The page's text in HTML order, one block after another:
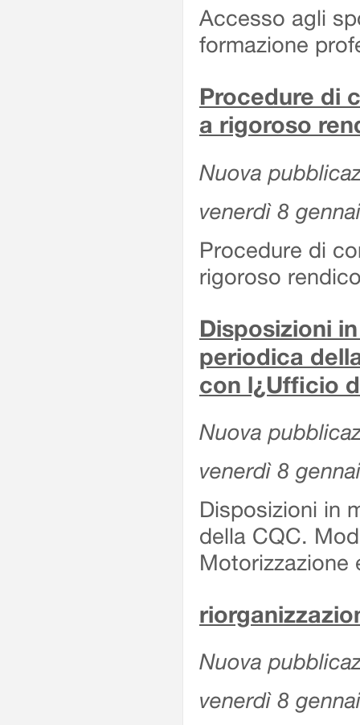
Accesso agli
formazione
Procedure di
a rigoroso
Nuova
venerdì 8
Procedure di
rigoroso
Disposizioni
periodica
con l¿Ufficio
Nuova
venerdì 8
Disposizioni in
della CQC.
Motorizzazione
Nuova
venerdì 8